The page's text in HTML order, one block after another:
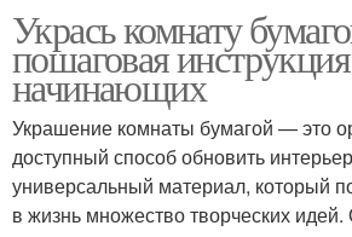
Укрась комнату
пошаговая
начинающих
Украшение комнаты бумагой — это
доступный способ обновить
универсальный материал, который
в жизнь множество творческих идей.